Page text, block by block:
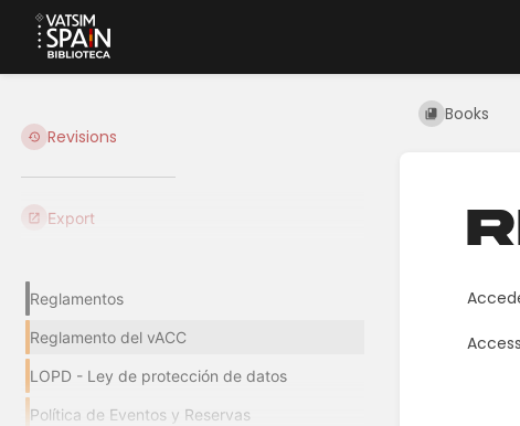
Revisions
Export
Reglamentos
Reglamento del vACC
LOPD - Ley de protección de datos
Política de Eventos y Reservas
Books